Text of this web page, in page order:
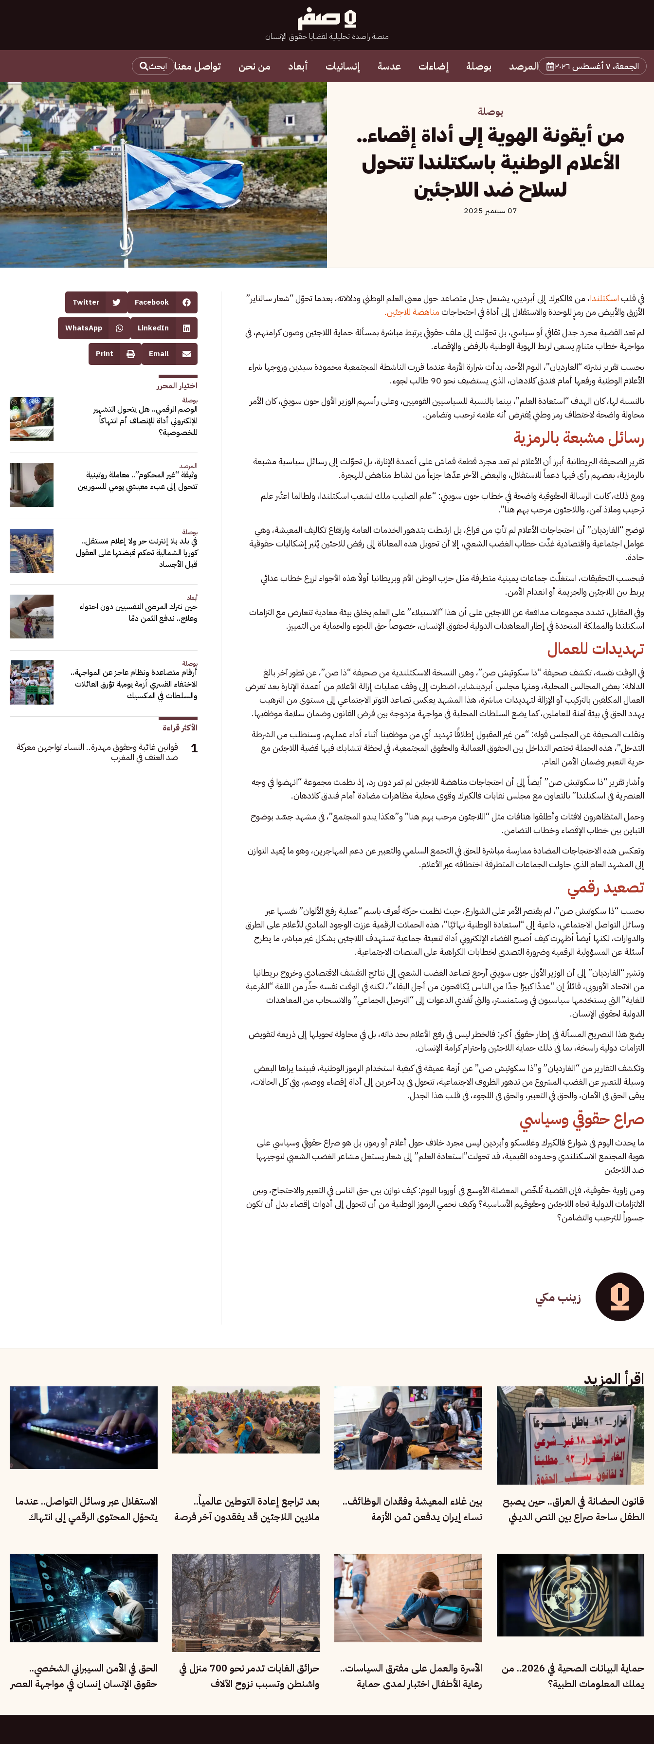
منصة راصدة تحليلية لقضايا حقوق الإنسان
الجمعة، ٧ أغسطس ٢٠٢٦ المرصد بوصلة إضاءات عدسة إنسانيات أبعاد من نحن تواصل معنا ابحث
بوصلة
من أيقونة الهوية إلى أداة إقصاء..
الأعلام الوطنية باسكتلندا تتحول
لسلاح ضد اللاجئين
07 سبتمبر 2025
في قلباسكتلندا، من فالكيرك إلى أبردين، يشتعل جدل متصاعد حول معنى العلم الوطني ودلالاته، بعدما تحوّل “شعار سالتاير”
الأزرق والأبيض من رمزٍ للوحدة والاستقلال إلى أداة في احتجاجاتمناهضة للاجئين.
لم تعد القضية مجرد جدل ثقافي أو سياسي، بل تحوّلت إلى ملف حقوقي يرتبط مباشرة بمسألة حماية اللاجئين وصون كرامتهم، في
مواجهة خطاب متنامٍ يسعى لربط الهوية الوطنية بالرفض والإقصاء.
بحسب تقرير نشرته “الغارديان”، اليوم الأحد، بدأت شرارة الأزمة عندما قررت الناشطة المجتمعية محمودة سيدين وزوجها شراء
الأعلام الوطنية ورفعها أمام فندق كلادهان، الذي يستضيف نحو 90 طالب لجوء.
بالنسبة لها، كان الهدف “استعادة العلم”، بينما بالنسبة للسياسيين القوميين، وعلى رأسهم الوزير الأول جون سويني، كان الأمر
محاولة واضحة لاختطاف رمز وطني يُفترض أنه علامة ترحيب وتضامن.
رسائل مشبعة بالرمزية
تقرير الصحيفة البريطانية أبرز أن الأعلام لم تعد مجرد قطعة قماش على أعمدة الإنارة، بل تحوّلت إلى رسائل سياسية مشبعة
بالرمزية، بعضهم رأى فيها دعماً للاستقلال، والبعض الآخر عدّها جزءاً من نشاط مناهض للهجرة.
ومع ذلك، كانت الرسالة الحقوقية واضحة في خطاب جون سويني: “علم الصليب ملك لشعب اسكتلندا، ولطالما اعتُبر علم
ترحيب وملاذ آمن، واللاجئون مرحب بهم هنا”.
توضح “الغارديان” أن احتجاجات الأعلام لم تأتِ من فراغ، بل ارتبطت بتدهور الخدمات العامة وارتفاع تكاليف المعيشة، وهي
عوامل اجتماعية واقتصادية غذّت خطاب الغضب الشعبي، إلا أن تحويل هذه المعاناة إلى رفض للاجئين يُثير إشكاليات حقوقية
حادة.
فبحسب التحقيقات، استغلّت جماعات يمينية متطرفة مثل حزب الوطن الأم وبريطانيا أولاً هذه الأجواء لزرع خطاب عدائي
يربط بين اللاجئين والجريمة أو انعدام الأمن.
وفي المقابل، تشدد مجموعات مدافعة عن اللاجئين على أن هذا “الاستيلاء” على العلم يخلق بيئة معادية تتعارض مع التزامات
اسكتلندا والمملكة المتحدة في إطار المعاهدات الدولية لحقوق الإنسان، خصوصاً حق اللجوء والحماية من التمييز.
تهديدات للعمال
في الوقت نفسه، تكشف صحيفة “ذا سكوتيش صن”، وهي النسخة الاسكتلندية من صحيفة “ذا صن”، عن تطور آخر بالغ
الدلالة: بعض المجالس المحلية، ومنها مجلس أبردينشاير، اضطرت إلى وقف عمليات إزالة الأعلام من أعمدة الإنارة بعد تعرض
العمال المكلفين بالتركيب أو الإزالة لتهديدات مباشرة، هذا المشهد يعكس تصاعد التوتر الاجتماعي إلى مستوى من الترهيب
يهدد الحق في بيئة آمنة للعاملين، كما يضع السلطات المحلية في مواجهة مزدوجة بين فرض القانون وضمان سلامة موظفيها.
ونقلت الصحيفة عن المجلس قوله: “من غير المقبول إطلاقًا تهديد أي من موظفينا أثناء أداء عملهم، وسنطلب من الشرطة
التدخل”، هذه الجملة تختصر التداخل بين الحقوق العمالية والحقوق المجتمعية، في لحظة تتشابك فيها قضية اللاجئين مع
حرية التعبير وضمان الأمن العام.
وأشار تقرير “ذا سكوتيش صن” أيضاً إلى أن احتجاجات مناهضة للاجئين لم تمر دون رد، إذ نظمت مجموعة “انهضوا في وجه
العنصرية في اسكتلندا” بالتعاون مع مجلس نقابات فالكيرك وقوى محلية مظاهرات مضادة أمام فندق كلادهان.
وحمل المتظاهرون لافتات وأطلقوا هتافات مثل “اللاجئون مرحب بهم هنا” و”هكذا يبدو المجتمع”، في مشهد جسّد بوضوح
التباين بين خطاب الإقصاء وخطاب التضامن.
وتعكس هذه الاحتجاجات المضادة ممارسة مباشرة للحق في التجمع السلمي والتعبير عن دعم المهاجرين، وهو ما يُعيد التوازن
إلى المشهد العام الذي حاولت الجماعات المتطرفة اختطافه عبر الأعلام.
تصعيد رقمي
بحسب “ذا سكوتيش صن”، لم يقتصر الأمر على الشوارع، حيث نظمت حركة تُعرف باسم “عملية رفع الألوان” نفسها عبر
وسائل التواصل الاجتماعي، داعية إلى “استعادة الوطنية نهائيًا”، هذه الحملات الرقمية عززت الوجود المادي للأعلام على الطرق
والدوارات، لكنها أيضاً أظهرت كيف أصبح الفضاء الإلكتروني أداة لتعبئة جماعية تستهدف اللاجئين بشكل غير مباشر، ما يطرح
أسئلة عن المسؤولية الرقمية وضرورة التصدي لخطابات الكراهية على المنصات الاجتماعية.
وتشير “الغارديان” إلى أن الوزير الأول جون سويني أرجع تصاعد الغضب الشعبي إلى نتائج التقشف الاقتصادي وخروج بريطانيا
من الاتحاد الأوروبي، قائلاً إن “عددًا كبيرًا جدًا من الناس يُكافحون من أجل البقاء”، لكنه في الوقت نفسه حذّر من اللغة “المُرعبة
للغاية” التي يستخدمها سياسيون في وستمنستر، والتي تُغذي الدعوات إلى “الترحيل الجماعي” والانسحاب من المعاهدات
الدولية لحقوق الإنسان.
يضع هذا التصريح المسألة في إطار حقوقي أكبر: فالخطر ليس في رفع الأعلام بحد ذاته، بل في محاولة تحويلها إلى ذريعة لتقويض
التزامات دولية راسخة، بما في ذلك حماية اللاجئين واحترام كرامة الإنسان.
وتكشف التقارير من “الغارديان” و”ذا سكوتيش صن” عن أزمة عميقة في كيفية استخدام الرموز الوطنية، فبينما يراها البعض
وسيلة للتعبير عن الغضب المشروع من تدهور الظروف الاجتماعية، تتحول في يد آخرين إلى أداة إقصاء ووصم، وفي كل الحالات،
يبقى الحق في الأمان، والحق في التعبير، والحق في اللجوء، في قلب هذا الجدل.
صراع حقوقي وسياسي
ما يحدث اليوم في شوارع فالكيرك وغلاسكو وأبردين ليس مجرد خلاف حول أعلام أو رموز، بل هو صراع حقوقي وسياسي على
هوية المجتمع الاسكتلندي وحدوده القيمية، قد تحولت”استعادة العلم” إلى شعار يستغل مشاعر الغضب الشعبي لتوجيهها
ضد اللاجئين
ومن زاوية حقوقية، فإن القضية تُلخّص المعضلة الأوسع في أوروبا اليوم: كيف نوازن بين حق الناس في التعبير والاحتجاج، وبين
الالتزامات الدولية تجاه اللاجئين وحقوقهم الأساسية؟ وكيف نحمي الرموز الوطنية من أن تتحول إلى أدوات إقصاء بدل أن تكون
جسوراً للترحيب والتضامن؟
زينب مكي
Facebook
Twitter
LinkedIn
WhatsApp
Email
Print
اختيار المحرر
بوصلة
الوصم الرقمي.. هل يتحول التشهير
الإلكتروني أداة للإنصاف أم انتهاكاً
للخصوصية؟
المرصد
وثيقة “غير المحكوم”.. معاملة روتينية
تتحول إلى عبء معيشي يومي للسوريين
بوصلة
في بلد بلا إنترنت حر ولا إعلام مستقل..
كوريا الشمالية تحكم قبضتها على العقول
قبل الأجساد
أبعاد
حين نترك المرضى النفسيين دون احتواء
وعلاج.. ندفع الثمن دمًا
بوصلة
أرقام متصاعدة ونظام عاجز عن المواجهة..
الاختفاء القسري أزمة يومية تؤرق العائلات
والسلطات في المكسيك
الأكثر قراءة
قوانين غائبة وحقوق مهدرة.. النساء تواجهن معركة
ضد العنف في المغرب
اقرأ المزيد
قانون الحضانة في العراق.. حين يصبح
الطفل ساحة صراع بين النص الديني
بين غلاء المعيشة وفقدان الوظائف..
نساء إيران يدفعن ثمن الأزمة
بعد تراجع إعادة التوطين عالمياً..
ملايين اللاجئين قد يفقدون آخر فرصة
الاستغلال عبر وسائل التواصل.. عندما
يتحوّل المحتوى الرقمي إلى انتهاك
حماية البيانات الصحية في 2026.. من
يملك المعلومات الطبية؟
الأسرة والعمل على مفترق السياسات..
رعاية الأطفال اختبار لمدى حماية
حرائق الغابات تدمر نحو 700 منزل في
واشنطن وتسبب نزوح الآلاف
الحق في الأمن السيبراني الشخصي..
حقوق الإنسان إنسان في مواجهة العصر